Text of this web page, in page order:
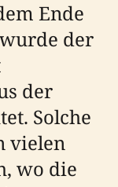
Ende
der
der
Solche
vielen
wo die